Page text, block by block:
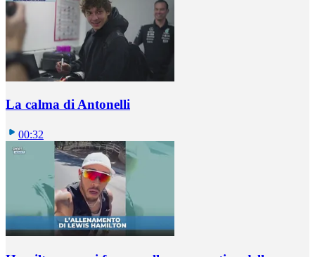
La calma di Antonelli
00:32